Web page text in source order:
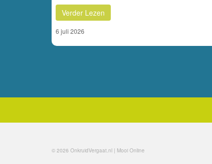
Verder Lezen
6 juli 2026
© 2026 OnkruidVergaat.nl | Mooi Online